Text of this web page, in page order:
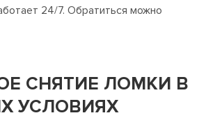
24/7. Обратиться можно
СНЯТИЕ ЛОМКИ В
УСЛОВИЯХ